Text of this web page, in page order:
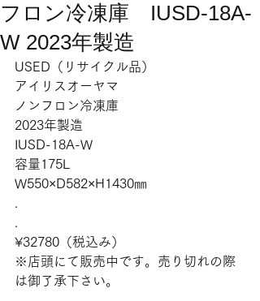
フロン冷凍庫 IUSD-18A-
W 2023年製造
USED（リサイクル品）
アイリスオーヤマ
ノンフロン冷凍庫
2023年製造
IUSD-18A-W
容量175L
W550×D582×H1430㎜
¥32780（税込み）
※店頭にて販売中です。売り切れの際
は御了承下さい。